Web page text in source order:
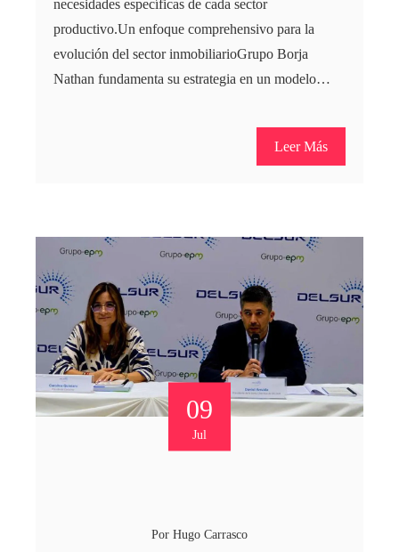
necesidades específicas de cada sector
productivo.Un enfoque comprehensivo para la
evolución del sector inmobiliarioGrupo Borja
Nathan fundamenta su estrategia en un modelo…
Leer Más
09
Jul
Por Hugo Carrasco